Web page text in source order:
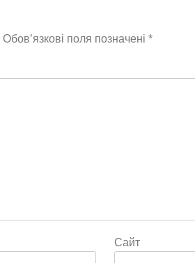
Обов’язкові поля позначені *
Сайт